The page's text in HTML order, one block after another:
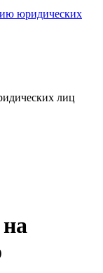
юридических
лиц